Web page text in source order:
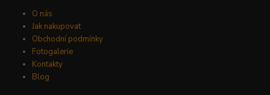
O nás
Jak nakupovat
Obchodní podmínky
Fotogalerie
Kontakty
Blog